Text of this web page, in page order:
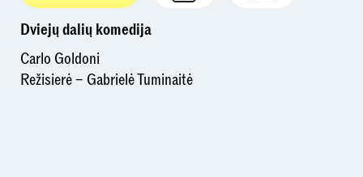
Dviejų dalių komedija
Carlo Goldoni
Režisierė – Gabrielė Tuminaitė